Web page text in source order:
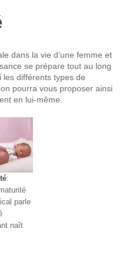
dans la vie d’une femme et
se prépare tout au long
les différents types de
pourra vous proposer ainsi
en lui-même.
:
parle
naît